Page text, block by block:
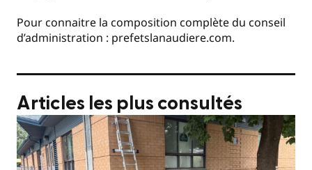
Pour connaitre la composition complète du conseil
d’administration : prefetslanaudiere.com.
Articles les plus consultés